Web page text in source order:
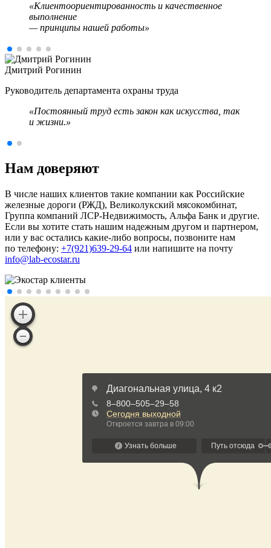
«Клиентоориентированность и качественное
выполнение
— принципы нашей работы»
Дмитрий Рогинин
Руководитель департамента охраны труда
«Постоянный труд есть закон как искусства, так
и жизни.»
Нам доверяют
В числе наших клиентов такие компании как Российские
железные дороги (РЖД), Великолукский мясокомбинат,
Группа компаний ЛСР-Недвижимость, Альфа Банк и другие.
Если вы хотите стать нашим надежным другом и партнером,
или у вас остались какие-либо вопросы, позвоните нам
по телефону: +7(921)639-29-64 или напишите на почту
info@lab-ecostar.ru